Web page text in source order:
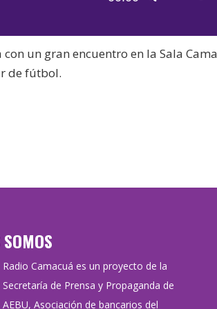
teclas
de
el
un gran encuentro en la Sala
de fútbol.
SOMOS
Radio Camacuá es un proyecto de la
Secretaría de Prensa y Propaganda de
AEBU, Asociación de bancarios del